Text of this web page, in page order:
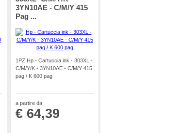
3YN10AE - C/M/Y 415
Pag ...
1PZ Hp - Cartuccia ink - 303XL -
C/M/Y/K - 3YN10AE - C/M/Y 415
pag / K 600 pag
a partire da
€ 64,39